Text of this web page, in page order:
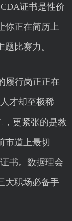
证书是性价
你正在简历上
比赛力。
行岗正正在
才却至极稀
，更紧张的是教
市道上最切
书。数据理会
大职场必备手